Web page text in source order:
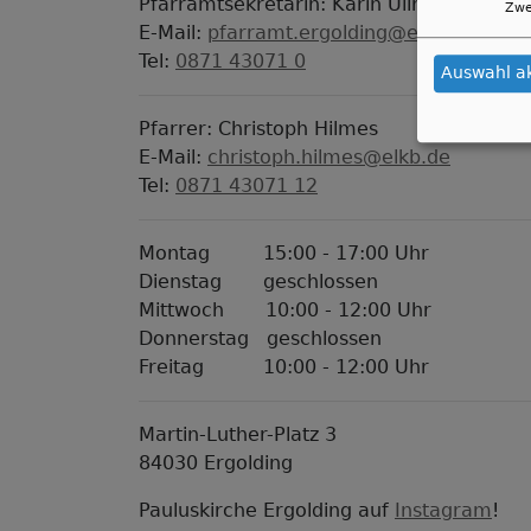
E-Mail: pfarramt.ergolding@elkb.de
Tel: 0871 43071 0
Pfarrer: Christoph Hilmes
E-Mail: christoph.hilmes@elkb.de
Tel: 0871 43071 12
Montag 15:00 - 17:00 Uhr
Dienstag geschlossen
Mittwoch 10:00 - 12:00 Uhr
Donnerstag geschlossen
Freitag 10:00 - 12:00 Uhr
Martin-Luther-Platz 3
84030 Ergolding
Pauluskirche Ergolding auf Instagram !
Auswahl